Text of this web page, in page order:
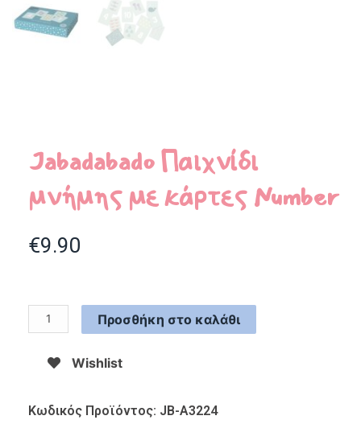
Jabadabado Παιχνίδι
μνήμης με κάρτες Number
€9.90
Προσθήκη στο καλάθι
Wishlist
Κωδικός Προϊόντος: JB-A3224